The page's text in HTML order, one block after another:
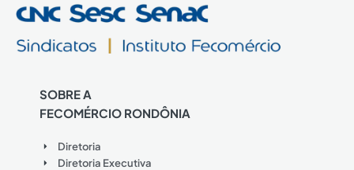
SOBRE A
FECOMÉRCIO RONDÔNIA
Diretoria
Diretoria Executiva